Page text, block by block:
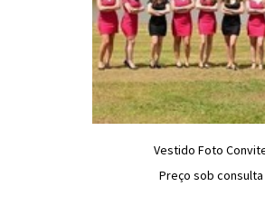
Vestido Foto
Preço sob consulta